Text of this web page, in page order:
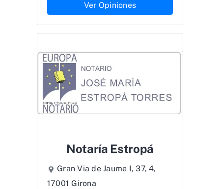
Ver Opiniones
Notaría Estropá
Gran Via de Jaume I, 37, 4,
17001 Girona